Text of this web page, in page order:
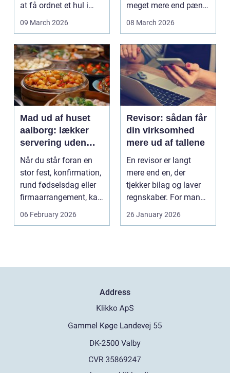
at få ordnet et hul i
tanden. For man...
09 March 2026
meget mere end pæne
vægge. Malerarbejde
08 March 2026
Mad ud af huset
aalborg: lækker
servering uden
stress
Når du står foran en
stor fest, konfirmation,
rund fødselsdag eller
firmaarrangement, kan
planlægnin...
06 February 2026
Revisor: sådan får
din virksomhed
mere ud af tallene
En revisor er langt
mere end en, der
tjekker bilag og laver
regnskaber. For mange
mindre og mellemst...
26 January 2026
Address